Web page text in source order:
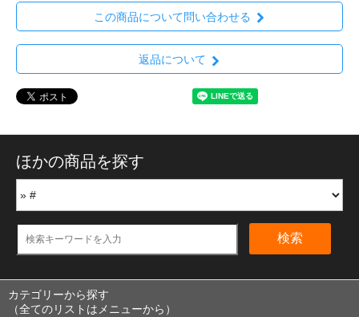
この商品について問い合わせる
返品について
ほかの商品を探す
検索
カテゴリーから探す
（全てのリストはメニューから）